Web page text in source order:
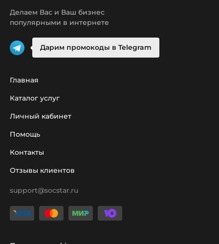
Делаем Вас и Ваш бизнес
популярными в интернете
Дарим промокоды в Telegram
Главная
Каталог услуг
Личный кабинет
Помощь
Контакты
Отзывы клиентов
support@socstar.ru